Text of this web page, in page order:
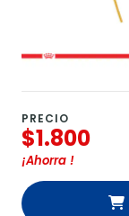
PRECIO
$1.800
¡Ahorra !